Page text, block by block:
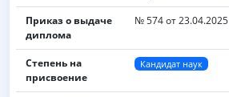
Приказ о выдаче
диплома
№ 574 от 23.04.2025
Степень на
присвоение
Кандидат наук